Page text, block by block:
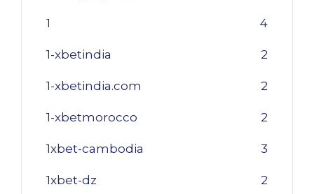
1 4
1-xbetindia 2
1-xbetindia.com 2
1-xbetmorocco 2
1xbet-cambodia 3
1xbet-dz 2